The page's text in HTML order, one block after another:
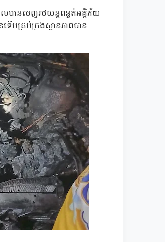
បានចេញរថយន្តពន្លត់អគ្គិភ័យ
បគ្រប់គ្រងស្ថានភាពបាន